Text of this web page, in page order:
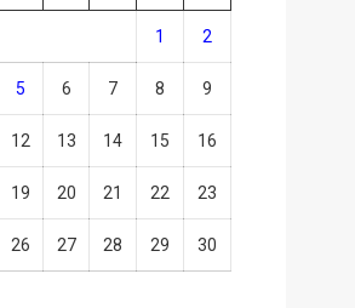
1 2
5 6 7 8 9
12 13 14 15 16
19 20 21 22 23
26 27 28 29 30